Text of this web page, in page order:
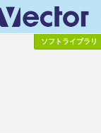
ソフトライブラリ